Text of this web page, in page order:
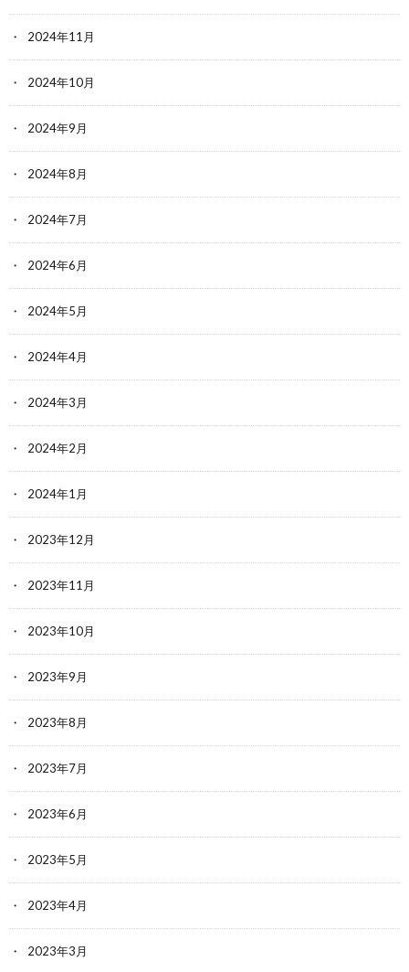
2024年11月
2024年10月
2024年9月
2024年8月
2024年7月
2024年6月
2024年5月
2024年4月
2024年3月
2024年2月
2024年1月
2023年12月
2023年11月
2023年10月
2023年9月
2023年8月
2023年7月
2023年6月
2023年5月
2023年4月
2023年3月